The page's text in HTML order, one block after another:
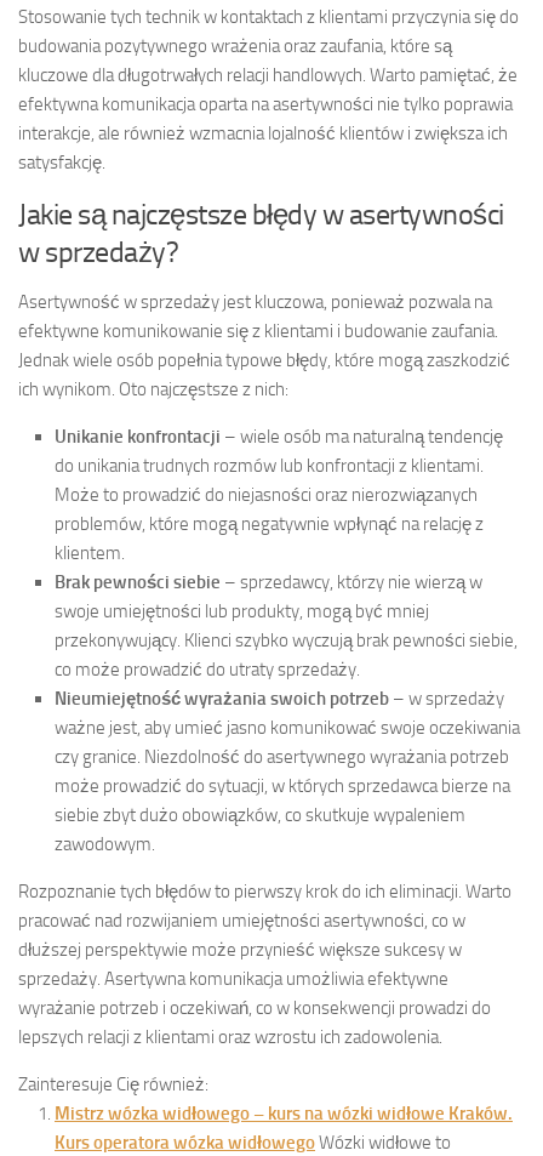
Stosowanie tych technik w kontaktach z klientami przyczynia się do
budowania pozytywnego wrażenia oraz zaufania, które są
kluczowe dla długotrwałych relacji handlowych. Warto pamiętać, że
efektywna komunikacja oparta na asertywności nie tylko poprawia
interakcje, ale również wzmacnia lojalność klientów i zwiększa ich
satysfakcję.
Jakie są najczęstsze błędy w asertywności
w sprzedaży?
Asertywność w sprzedaży jest kluczowa, ponieważ pozwala na
efektywne komunikowanie się z klientami i budowanie zaufania.
Jednak wiele osób popełnia typowe błędy, które mogą zaszkodzić
ich wynikom. Oto najczęstsze z nich:
Unikanie konfrontacji – wiele osób ma naturalną tendencję
do unikania trudnych rozmów lub konfrontacji z klientami.
Może to prowadzić do niejasności oraz nierozwiązanych
problemów, które mogą negatywnie wpłynąć na relację z
klientem.
Brak pewności siebie – sprzedawcy, którzy nie wierzą w
swoje umiejętności lub produkty, mogą być mniej
przekonywujący. Klienci szybko wyczują brak pewności siebie,
co może prowadzić do utraty sprzedaży.
Nieumiejętność wyrażania swoich potrzeb – w sprzedaży
ważne jest, aby umieć jasno komunikować swoje oczekiwania
czy granice. Niezdolność do asertywnego wyrażania potrzeb
może prowadzić do sytuacji, w których sprzedawca bierze na
siebie zbyt dużo obowiązków, co skutkuje wypaleniem
zawodowym.
Rozpoznanie tych błędów to pierwszy krok do ich eliminacji. Warto
pracować nad rozwijaniem umiejętności asertywności, co w
dłuższej perspektywie może przynieść większe sukcesy w
sprzedaży. Asertywna komunikacja umożliwia efektywne
wyrażanie potrzeb i oczekiwań, co w konsekwencji prowadzi do
lepszych relacji z klientami oraz wzrostu ich zadowolenia.
Zainteresuje Cię również:
Mistrz wózka widłowego – kurs na wózki widłowe Kraków.
Kurs operatora wózka widłowegoWózki widłowe to